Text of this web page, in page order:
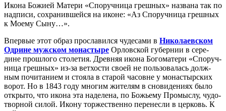
Ико­на Бо­жи­ей Ма­те­ри «Спо­руч­ни­ца греш­ных» на­зва­на так по
над­пи­си, со­хра­нив­шей­ся на иконе: «Аз Спо­руч­ни­ца греш­ных
к Мо­е­му Сы­ну…».
Впер­вые этот об­раз про­сла­вил­ся чу­де­са­ми в Ни­ко­ла­ев­ском
Од­рине муж­ском мо­на­сты­ре Ор­лов­ской гу­бер­нии в се­ре­
дине про­шло­го сто­ле­тия. Древ­няя ико­на Бо­го­ма­те­ри «Спо­руч­
ни­ца греш­ных» из-за вет­хо­сти сво­ей не поль­зо­ва­лась долж­
ным по­чи­та­ни­ем и сто­я­ла в ста­рой ча­совне у мо­на­стыр­ских
во­рот. Но в 1843 го­ду мно­гим жи­те­лям в сно­ви­де­ни­ях бы­ло
от­кры­то, что ико­на эта на­де­ле­на, по Бо­жье­му Про­мыс­лу, чу­до­
твор­ной си­лой. Ико­ну тор­же­ствен­но пе­ре­нес­ли в цер­ковь. К